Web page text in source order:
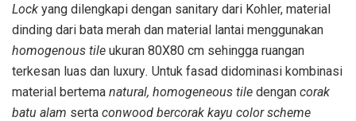
Lock yang dilengkapi dengan sanitary dari Kohler, material
dinding dari bata merah dan material lantai menggunakan
homogenous tile ukuran 80X80 cm sehingga ruangan
terkesan luas dan luxury. Untuk fasad didominasi kombinasi
material bertema natural, homogeneous tile dengan corak
batu alam serta conwood bercorak kayu color scheme